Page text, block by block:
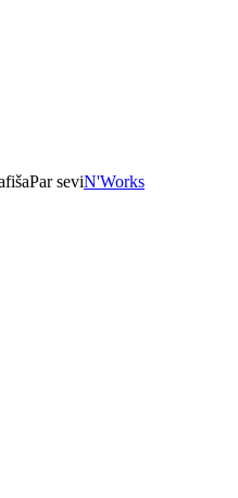
Par seviN'Works